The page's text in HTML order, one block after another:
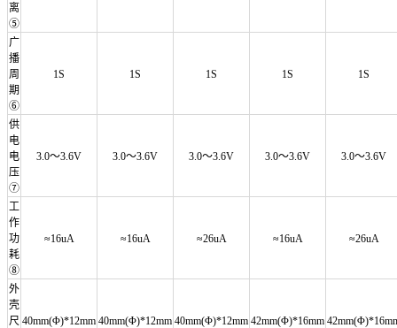
离
⑤
广
播
周
期
⑥
1S 1S 1S 1S 1S
供
电
电
压
⑦
3.0～3.6V 3.0～3.6V 3.0～3.6V 3.0～3.6V 3.0～3.6V
工
作
功
耗
⑧
≈16uA ≈16uA ≈26uA ≈16uA ≈26uA
外
壳
尺 40mm(Φ)*12mm 40mm(Φ)*12mm 40mm(Φ)*12mm 42mm(Φ)*16mm